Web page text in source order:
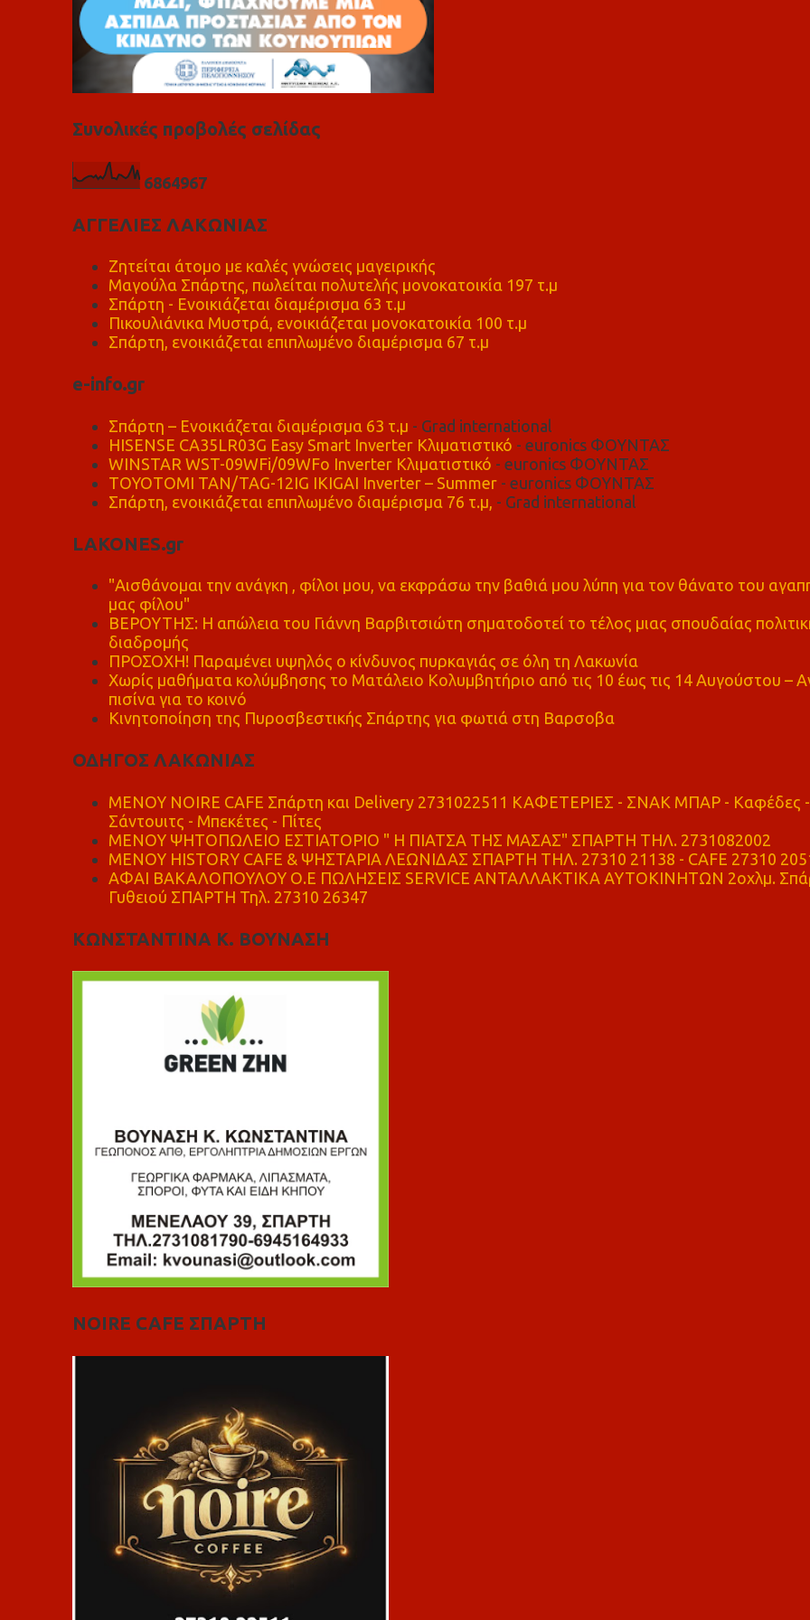
Συνολικές προβολές σελίδας
6864967
ΑΓΓΕΛΙΕΣ ΛΑΚΩΝΙΑΣ
Ζητείται άτομο με καλές γνώσεις μαγειρικής
Μαγούλα Σπάρτης, πωλείται πολυτελής μονοκατοικία 197 τ.μ
Σπάρτη - Ενοικιάζεται διαμέρισμα 63 τ.μ
Πικουλιάνικα Μυστρά, ενοικιάζεται μονοκατοικία 100 τ.μ
Σπάρτη, ενοικιάζεται επιπλωμένο διαμέρισμα 67 τ.μ
e-info.gr
Σπάρτη – Ενοικιάζεται διαμέρισμα 63 τ.μ - Grad international
HISENSE CA35LR03G Easy Smart Inverter Κλιματιστικό - euronics ΦΟΥΝΤΑΣ
WINSTAR WST-09WFi/09WFo Inverter Κλιματιστικό - euronics ΦΟΥΝΤΑΣ
TOYOTOMI TAN/TAG-12IG IKIGAI Inverter – Summer- euronics ΦΟΥΝΤΑΣ
Σπάρτη, ενοικιάζεται επιπλωμένο διαμέρισμα 76 τ.μ, - Grad international
LAKONES.gr
"Αισθάνομαι την ανάγκη , φίλοι μου, να εκφράσω την βαθιά μου λύπη για τον θάνατο του
μας φίλου"
ΒΕΡΟΥΤΗΣ: Η απώλεια του Γιάννη Βαρβιτσιώτη σηματοδοτεί το τέλος μιας σπουδαίας
διαδρομής
ΠΡΟΣΟΧΗ! Παραμένει υψηλός ο κίνδυνος πυρκαγιάς σε όλη τη Λακωνία
Χωρίς μαθήματα κολύμβησης το Ματάλειο Κολυμβητήριο από τις 10 έως τις 14 Αυγούστου –
πισίνα για το κοινό
Κινητοποίηση της Πυροσβεστικής Σπάρτης για φωτιά στη Βαρσοβα
ΟΔΗΓΟΣ ΛΑΚΩΝΙΑΣ
MENOY NOIRE CAFE Σπάρτη και Delivery 2731022511 ΚΑΦΕΤΕΡΙΕΣ - ΣΝΑΚ ΜΠΑΡ - Καφέδες -
Σάντουιτς - Μπεκέτες - Πίτες
ΜΕΝΟΥ ΨΗΤΟΠΩΛΕΙΟ ΕΣΤΙΑΤΟΡΙΟ " Η ΠΙΑΤΣΑ ΤΗΣ ΜΑΣΑΣ" ΣΠΑΡΤΗ ΤΗΛ. 2731082002
ΜΕΝΟΥ HISTORY CAFE & ΨΗΣΤΑΡΙΑ ΛΕΩΝΙΔΑΣ ΣΠΑΡΤΗ ΤΗΛ. 27310 21138 - CAFE 27310
ΑΦΑΙ ΒΑΚΑΛΟΠΟΥΛΟΥ Ο.Ε ΠΩΛΗΣΕΙΣ SERVICE ΑΝΤΑΛΛΑΚΤΙΚΑ ΑΥΤΟΚΙΝΗΤΩΝ 2οχλμ.
Γυθειού ΣΠΑΡΤΗ Τηλ. 27310 26347
ΚΩΝΣΤΑΝΤΙΝΑ Κ. ΒΟΥΝΑΣΗ
NOIRE CAFE ΣΠΑΡΤΗ